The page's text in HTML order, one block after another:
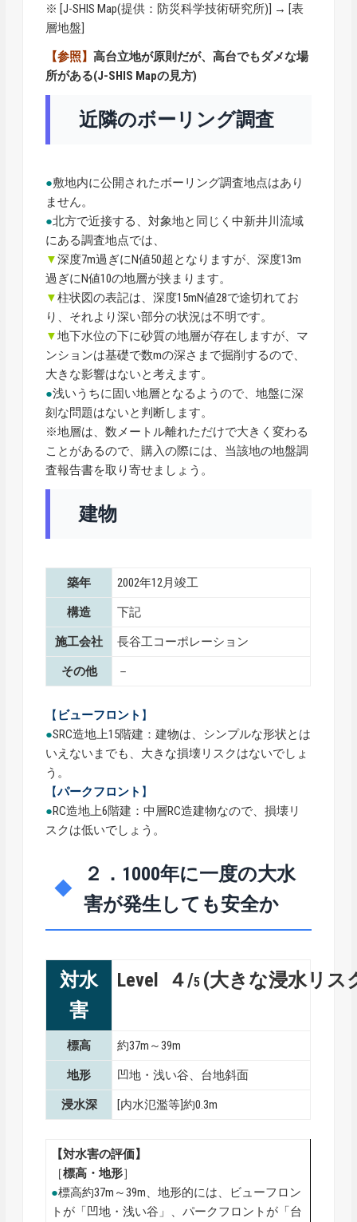
※ [J-SHIS Map(提供：防災科学技術研究所)] → [表
層地盤]
【参照】高台立地が原則だが、高台でもダメな場
所がある(J-SHIS Mapの見方)
近隣のボーリング調査
●敷地内に公開されたボーリング調査地点はあり
ません。
●北方で近接する、対象地と同じく中新井川流域
にある調査地点では、
▼深度7m過ぎにN値50超となりますが、深度13m
過ぎにN値10の地層が挟まります。
▼柱状図の表記は、深度15mN値28で途切れてお
り、それより深い部分の状況は不明です。
▼地下水位の下に砂質の地層が存在しますが、マ
ンションは基礎で数mの深さまで掘削するので、
大きな影響はないと考えます。
●浅いうちに固い地層となるようので、地盤に深
刻な問題はないと判断します。
※地層は、数メートル離れただけで大きく変わる
ことがあるので、購入の際には、当該地の地盤調
査報告書を取り寄せましょう。
建物
築年 2002年12月竣工
構造 下記
施工会社 長谷工コーポレーション
その他 －
【 ビューフロント 】
●SRC造地上15階建：建物は、シンプルな形状とは
いえないまでも、大きな損壊リスクはないでしょ
う。
【パークフロント 】
●RC造地上6階建：中層RC造建物なので、損壊リ
スクは低いでしょう。
２．1000年に一度の大水
害が発生しても安全か
対水
害
Level ４/5 (大きな浸水リス
標高 約37m～39m
地形 凹地・浅い谷、台地斜面
浸水深 [内水氾濫等]約0.3m
【対水害の評価】
［標高・地形］
●標高約37m～39m、地形的には、ビューフロン
トが「凹地・浅い谷」、パークフロントが「台